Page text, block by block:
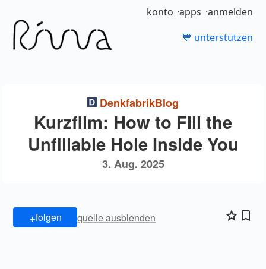
konto apps anmelden
💙 unterstützen
DenkfabrikBlog
Kurzfilm: How to Fill the
Unfillable Hole Inside You
3. Aug. 2025
+folgen quelle ausblenden